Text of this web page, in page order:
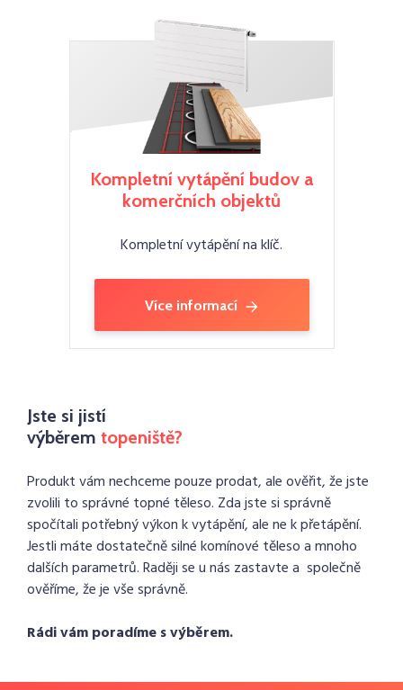
Kompletní vytápění budov a
komerčních objektů
Kompletní vytápění na klíč.
Více informací
Jste si jistí
výběrem topeniště?
Produkt vám nechceme pouze prodat, ale ověřit, že jste
zvolili to správné topné těleso. Zda jste si správně
spočítali potřebný výkon k vytápění, ale ne k přetápění.
Jestli máte dostatečně silné komínové těleso a mnoho
dalších parametrů. Raději se u nás zastavte a společně
ověříme, že je vše správně.
Rádi vám poradíme s výběrem.